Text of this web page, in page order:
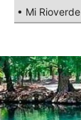
• Mi Rioverde